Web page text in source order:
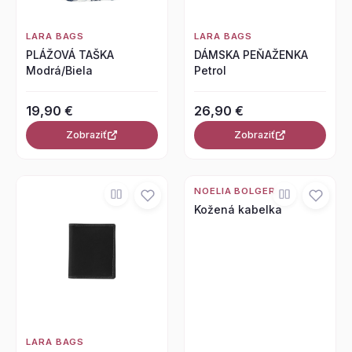
LARA BAGS
PLÁŽOVÁ TAŠKA
Modrá/Biela
19,90 €
Zobraziť
LARA BAGS
DÁMSKA PEŇAŽENKA
Petrol
26,90 €
Zobraziť
LARA BAGS
NOELIA BOLGER
Kožená kabelka